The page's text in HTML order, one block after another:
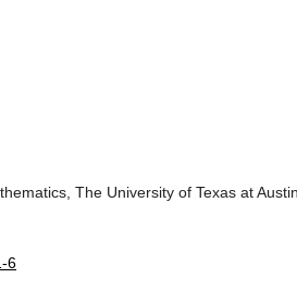
The University of Texas at
6